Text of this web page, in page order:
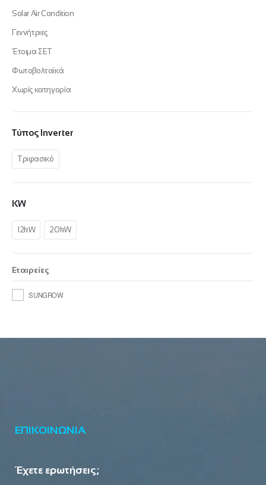
Solar Air Condition
Γεννήτριες
Έτοιμα ΣΕΤ
Φωτοβολταϊκά
Χωρίς κατηγορία
Τύπος Inverter
Τριφασικό
KW
12kW 20kW
Εταιρείες
SUNGROW
ΕΠΙΚΟΙΝΩΝΙΑ
Έχετε ερωτήσεις;